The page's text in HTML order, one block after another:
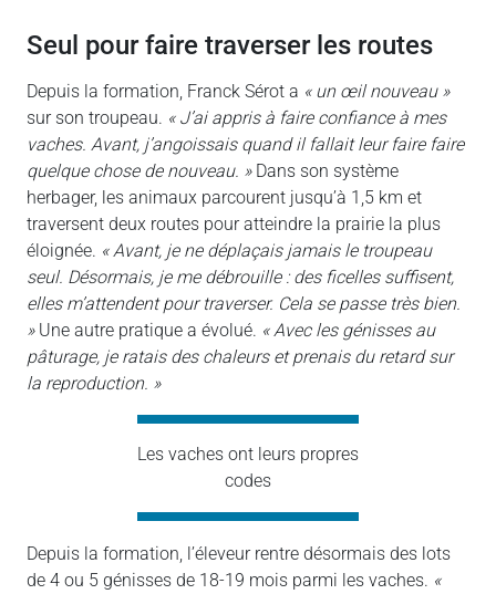
seul pour faire traverser les routes
Depuis la formation, Franck Sérot a « un œil nouveau »
sur son troupeau. « J’ai appris à faire confiance à mes
vaches. Avant, j’angoissais quand il fallait leur faire faire
quelque chose de nouveau. »Dans son système
herbager, les animaux parcourent jusqu’à 1,5 km et
traversent deux routes pour atteindre la prairie la plus
éloignée. « Avant, je ne déplaçais jamais le troupeau
seul. Désormais, je me débrouille : des ficelles suffisent,
elles m’attendent pour traverser. Cela se passe très bien.
»Une autre pratique a évolué. « Avec les génisses au
pâturage, je ratais des chaleurs et prenais du retard sur
la reproduction. »
Les vaches ont leurs propres
codes
Depuis la formation, l’éleveur rentre désormais des lots
de 4 ou 5 génisses de 18-19 mois parmi les vaches. «